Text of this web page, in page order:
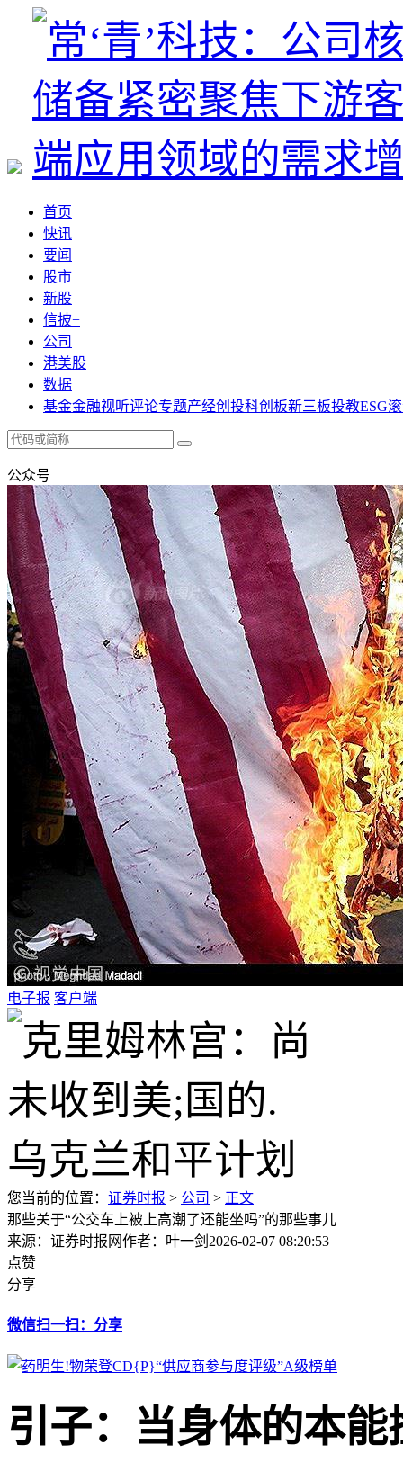
首页
快讯
要闻
股市
新股
信披+
公司
港美股
数据
基金金融视听评论专题产经创投科创板新三板投教ESG
公众号
电子报 客户端
您当前的位置： 证券时报 > 公司 > 正文
那些关于“公交车上被上高潮了还能坐吗”的那些事儿
来源：证券时报网作者：叶一剑 2026-02-07 08:20:53
点赞
分享
微信扫一扫：分享
引子：当身体的本